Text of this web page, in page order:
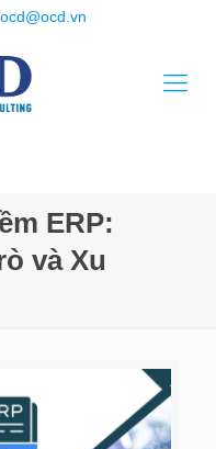
ocd@ocd.vn
ERP:
và Xu